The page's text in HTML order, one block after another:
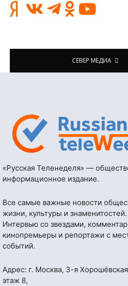
СЕВЕР МЕДИА
«Русская Теленеделя» —
информационное издание.
Все самые важные новости
жизни, культуры и знаменитостей.
Интервью со звездами,
кинопремьеры и репортажи с
событий.
Адрес: г. Москва, 3-я Хорошёвская
этаж 8,